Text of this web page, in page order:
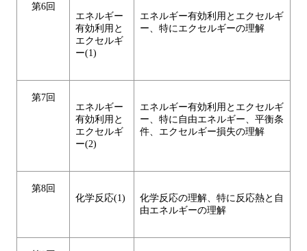
第6回
エネルギー
有効利用と
エクセルギ
ー(1)
エネルギー有効利用とエクセルギ
ー、特にエクセルギーの理解
第7回
エネルギー
有効利用と
エクセルギ
ー(2)
エネルギー有効利用とエクセルギ
ー、特に自由エネルギー、平衡条
件、エクセルギー損失の理解
第8回
化学反応(1)
化学反応の理解、特に反応熱と自
由エネルギーの理解